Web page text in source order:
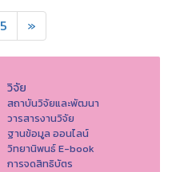
5 »
วิจัย
สถาบันวิจัยและพัฒนา
วารสารงานวิจัย
ฐานข้อมูล ออนไลน์
วิทยานิพนธ์ E-book
การจดสิทธิบัตร